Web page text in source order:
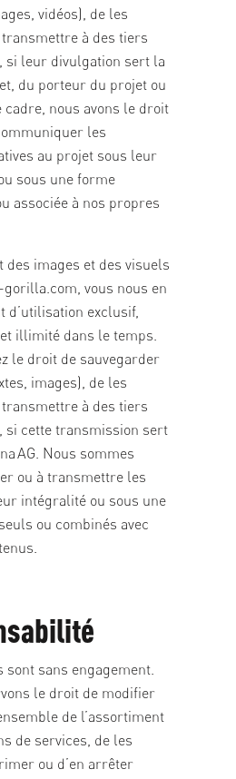
vidéos), de les
à des tiers
si leur divulgation sert la
du porteur du projet ou
cadre, nous avons le droit
les
au projet sous leur
sous une forme
associée à nos propres
des images et des visuels
vous nous en
d’utilisation exclusif,
illimité dans le temps.
le droit de sauvegarder
images), de les
à des tiers
si cette transmission sert
AG. Nous sommes
ou à transmettre les
intégralité ou sous une
ou combinés avec
sont sans engagement.
le droit de modifier
de l’assortiment
de services, de les
ou d’en arrêter